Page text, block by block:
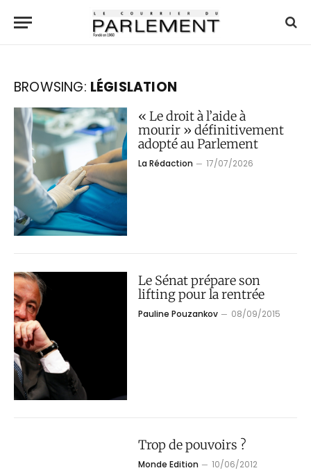
BROWSING: LÉGISLATION
« Le droit à l’aide à
mourir » définitivement
adopté au Parlement
La Rédaction 17/07/2026
Le Sénat prépare son
lifting pour la rentrée
Pauline Pouzankov 08/09/2015
Trop de pouvoirs ?
Monde Edition 10/06/2012